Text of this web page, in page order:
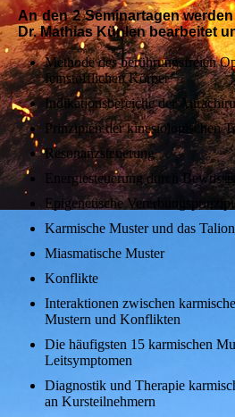
An den 2 Seminartagen
Dr. Mathias Künlen bearbeitet
Methode des berührungsfreien
feinstofflichen Körper
Indikationsbereiche der
Prinzipien der kinesiologischen
Resonanzsteuerung
Energiesteuerung durch
Epigenetische
Karmische Muster und das
Miasmatische Muster
Konflikte
Interaktionen zwischen
Mustern und Konflikten
Die häufigsten 15 karmischen
Leitsymptomen
Diagnostik und Therapie
an Kursteilnehmern